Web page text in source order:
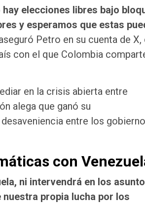
elecciones libres bajo
y esperamos que estas
Petro en su cuenta de X,
con el que Colombia
en la crisis abierta entre
alega que ganó su
entre los
con
ni intervendrá en los
propia lucha por los